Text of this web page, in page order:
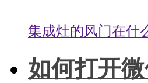
集成灶的风门在什
如何打开